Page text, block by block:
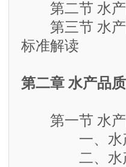
第二节 水产
第三节 水产
标准解读
第二章 水产品
第一节 水产
一、水产品
二、水产品